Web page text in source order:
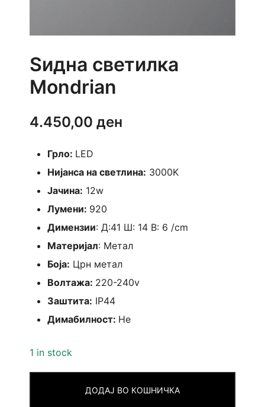
Ѕидна светилка
Mondrian
4.450,00 ден
Грло: LED
Нијанса на светлина: 3000K
Јачина: 12w
Лумени: 920
Димензии: Д:41 Ш: 14 B: 6 /cm
Материјал: Метал
Боја: Црн метал
Волтажа: 220-240v
Заштита: IP44
Димабилност: Не
1 in stock
ДОДАЈ ВО КОШНИЧКА